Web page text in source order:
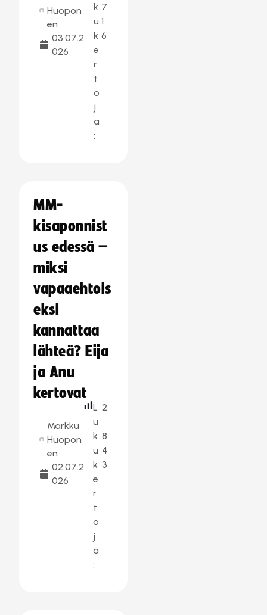
Huopon
en
03.07.2
026
k
u
k
e
r
t
o
j
a
:
7
1
6
MM-
kisaponnist
us edessä –
miksi
vapaaehtois
eksi
kannattaa
lähteä? Eija
ja Anu
kertovat
Markku
Huopon
en
02.07.2
026
L
u
k
u
k
e
r
t
o
j
a
:
2
8
4
3